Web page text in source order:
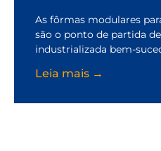
As fôrmas modulares
são o ponto de partida
industrializada bem-
Leia mais →